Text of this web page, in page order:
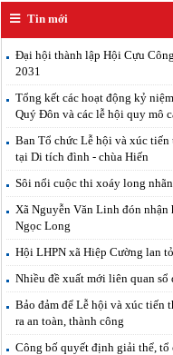
Tin mới
Đại hội thành lập Hội Cựu
2031
Tổng kết các hoạt động kỷ
Quý Đôn và các lễ hội quy mô
Ban Tổ chức Lễ hội và xúc
tại Di tích đình - chùa Hiến
Sôi nổi cuộc thi xoáy long
Xã Nguyễn Văn Linh đón
Ngọc Long
Hội LHPN xã Hiệp Cường lan
Nhiều đề xuất mới liên quan
Bảo đảm để Lễ hội và xúc tiến
ra an toàn, thành công
Công bố quyết định giải thể,